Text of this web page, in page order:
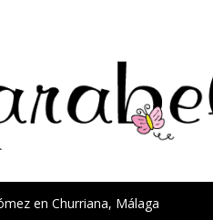
en Churriana, Málaga